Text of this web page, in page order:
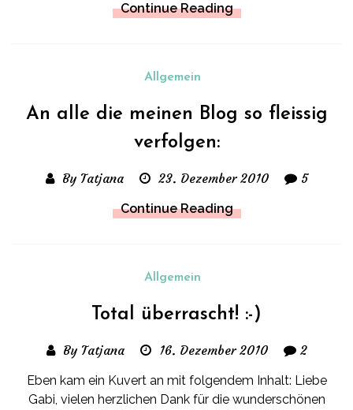
Continue Reading
Allgemein
An alle die meinen Blog so fleissig
verfolgen:
By Tatjana 23. Dezember 2010 5
Continue Reading
Allgemein
Total überrascht! :-)
By Tatjana 16. Dezember 2010 2
Eben kam ein Kuvert an mit folgendem Inhalt: Liebe
Gabi, vielen herzlichen Dank für die wunderschönen